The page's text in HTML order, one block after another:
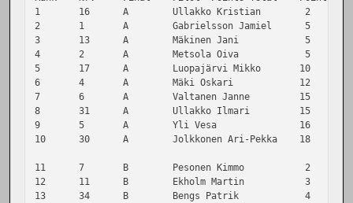
1
16 A Ullakko Kristian 2
2
1 A Gabrielsson Jamiel 5
3
13 A Mäkinen Jani 5
4
2 A Metsola Oiva 5
5
17 A Luopajärvi Mikko 10
6
4 A Mäki Oskari 12
7
6 A Valtanen Janne 15
8
31 A Ullakko Ilmari 15
9
5 A Yli Vesa 16
10
30 A Jolkkonen Ari-Pekka 18
11 7 B Pesonen Kimmo 2
12
11 B Ekholm Martin 3
13
34 B Bengs Patrik 4